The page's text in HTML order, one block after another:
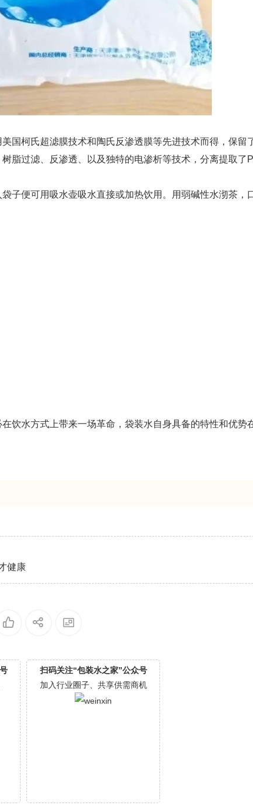
国柯氏超滤膜技术和陶氏反渗透膜等先进技术而得，保留
脂过滤、反渗透、以及独特的电渗析等技术，分离提取了
子便可用吸水壶吸水直接或加热饮用。用弱碱性水沏茶，
饮水方式上带来一场革命，袋装水自身具备的特性和优势
健康
扫码关注“包装水之家”公众号
加入行业圈子、共享供需商机